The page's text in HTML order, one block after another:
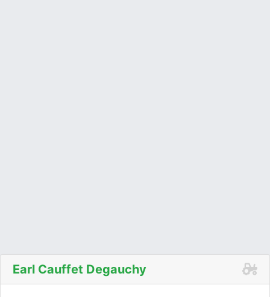
Earl Cauffet Degauchy